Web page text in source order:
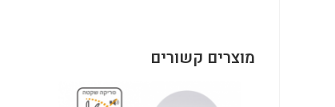
מוצרים קשורים